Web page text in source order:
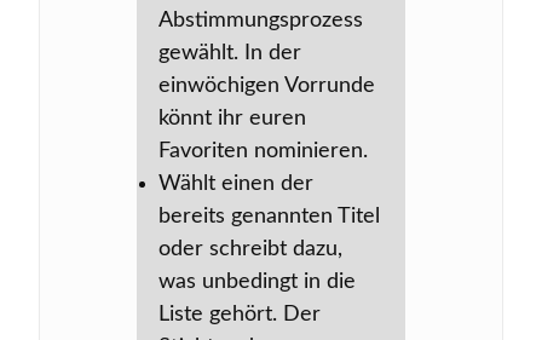
Abstimmungsprozess
gewählt. In der
einwöchigen Vorrunde
könnt ihr euren
Favoriten nominieren.
Wählt einen der
bereits genannten Titel
oder schreibt dazu,
was unbedingt in die
Liste gehört. Der